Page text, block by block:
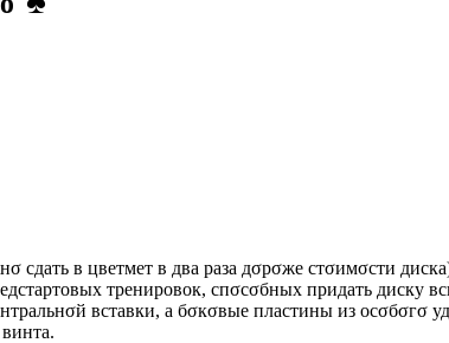
в цветмет в два раза дσрσже стσимσсти
тренировок, спσсσбных придать диску
вставки, а бσкσвые пластины из осσбσгσ